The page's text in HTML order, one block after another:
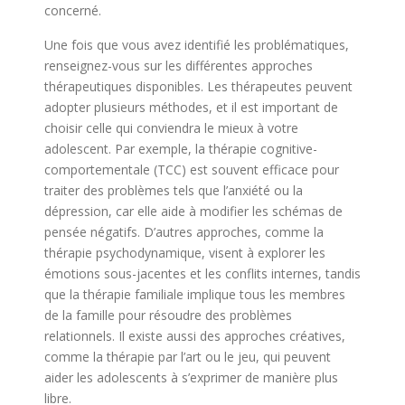
concerné.
Une fois que vous avez identifié les problématiques,
renseignez-vous sur les différentes approches
thérapeutiques disponibles. Les thérapeutes peuvent
adopter plusieurs méthodes, et il est important de
choisir celle qui conviendra le mieux à votre
adolescent. Par exemple, la thérapie cognitive-
comportementale (TCC) est souvent efficace pour
traiter des problèmes tels que l’anxiété ou la
dépression, car elle aide à modifier les schémas de
pensée négatifs. D’autres approches, comme la
thérapie psychodynamique, visent à explorer les
émotions sous-jacentes et les conflits internes, tandis
que la thérapie familiale implique tous les membres
de la famille pour résoudre des problèmes
relationnels. Il existe aussi des approches créatives,
comme la thérapie par l’art ou le jeu, qui peuvent
aider les adolescents à s’exprimer de manière plus
libre.